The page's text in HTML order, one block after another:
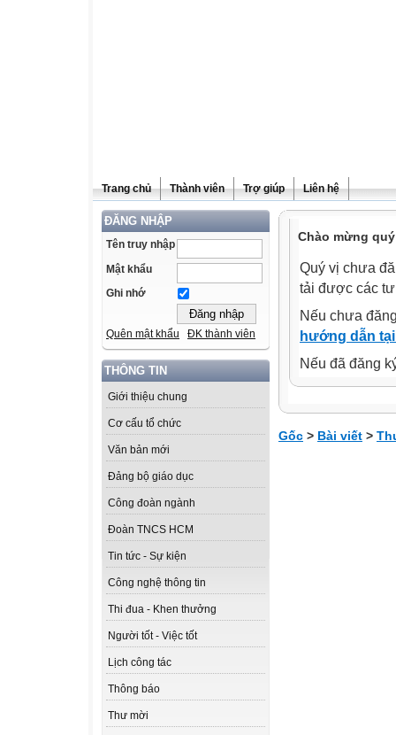
Trang chủ Thành viên Trợ giúp Liên hệ
ĐĂNG NHẬP
Tên truy nhập
Mật khẩu
Ghi nhớ
Quên mật khẩu ĐK thành viên
THÔNG TIN
Giới thiệu chung
Cơ cấu tổ chức
Văn bản mới
Đảng bộ giáo dục
Công đoàn ngành
Đoàn TNCS HCM
Tin tức - Sự kiện
Công nghệ thông tin
Thi đua - Khen thưởng
Người tốt - Việc tốt
Lịch công tác
Thông báo
Thư mời
Chào mừng
Quý vị chưa
tải được các
Nếu chưa
hướng dẫn
Nếu đã đăng
Gốc > Bài viết >